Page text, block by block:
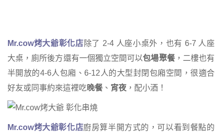
Mr.cow烤大爺彰化店除了 2-4 人座小桌外，也有 6-7 人座
大桌，廁所後方還有一個獨立空間可以包場聚餐，二樓也有
半開放的4-6人包廂、6-12人的大型封閉包廂空間，很適合
好友或同事約來這裡吃晚餐 、 宵夜 ，配小酒！
Mr.cow烤大爺彰化店廚房算半開方式的，可以看到餐點的